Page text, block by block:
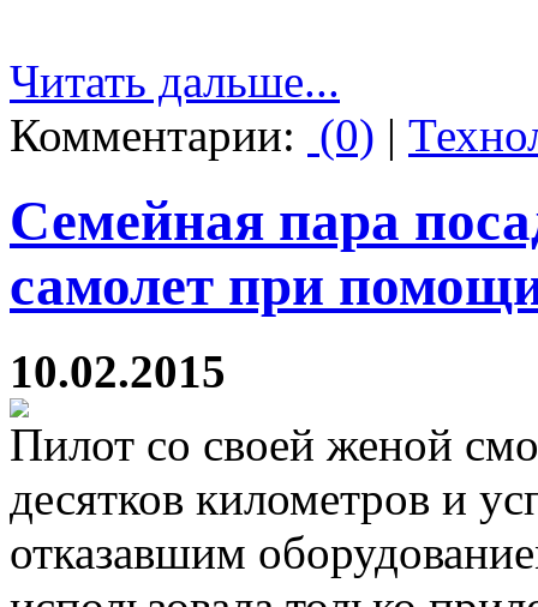
Читать дальше...
Комментарии: (0) |
Семейная пара
самолет при
10.02.2015
Пилот со своей женой
десятков километров и
отказавшим